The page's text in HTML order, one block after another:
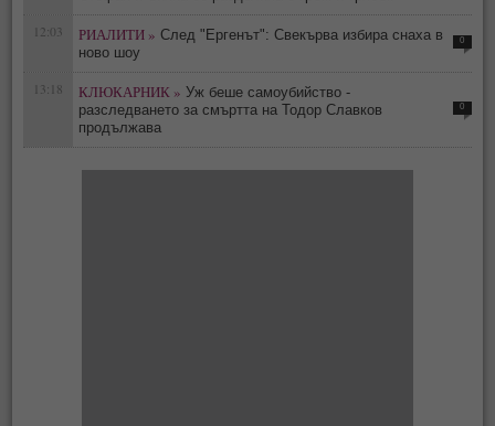
12:03 РИАЛИТИ » След "Ергенът": Свекърва избира снаха в
ново шоу
0
13:18 КЛЮКАРНИК » Уж беше самоубийство -
разследването за смъртта на Тодор Славков
продължава
0